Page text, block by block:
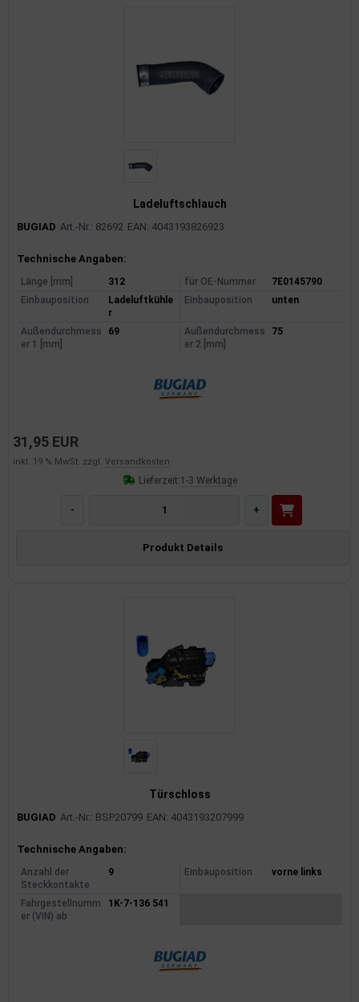
Ladeluftschlauch
BUGIAD Art.-Nr.: 82692 EAN: 4043193826923
Produktinformationen
Technische Angaben:
Länge [mm] 312 für OE-Nummer
7E0145790
Einbauposition
Ladeluftkühle
r
Einbauposition unten
Außendurchmess
er 1 [mm]
69
Außendurchmess
er 2 [mm]
75
31,95 EUR
inkl. 19 % MwSt. zzgl. Versandkosten
Lieferzeit:1-3 Werktage
- +
Produkt Details
Türschloss
BUGIAD Art.-Nr.: BSP20799 EAN: 4043193207999
Produktinformationen
Technische Angaben:
Anzahl der
Steckkontakte
9 Einbauposition vorne links
Fahrgestellnumm
er (VIN) ab
1K-7-136 541